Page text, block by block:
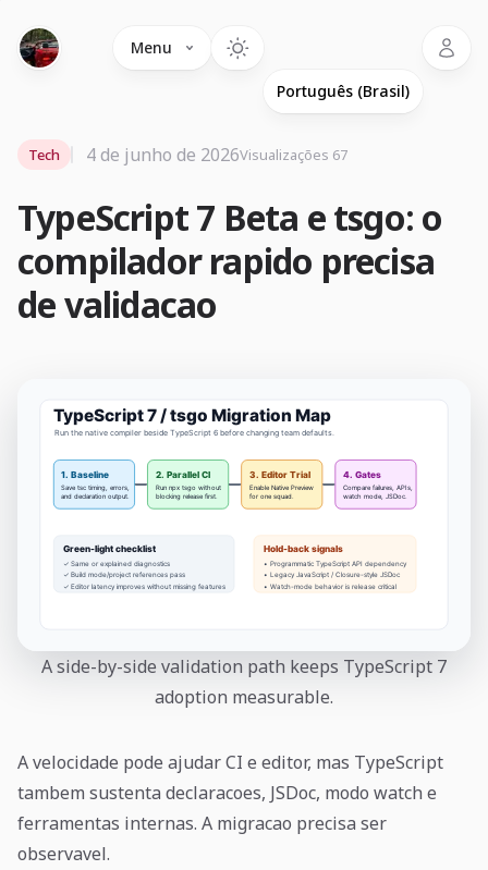
Menu
TypeScript 7 Beta e tsgo: o
compilador rapido precisa
de validacao
Tech 4 de junho de 2026Visualizações 67
A side-by-side validation path keeps TypeScript 7
adoption measurable.
A velocidade pode ajudar CI e editor, mas TypeScript
tambem sustenta declaracoes, JSDoc, modo watch e
ferramentas internas. A migracao precisa ser
observavel.